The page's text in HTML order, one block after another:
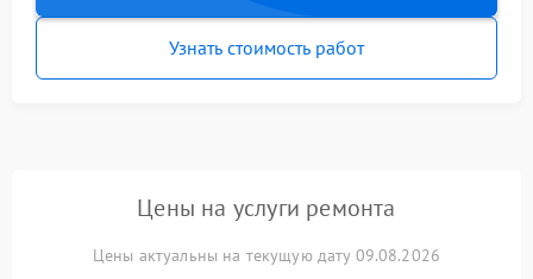
Узнать стоимость работ
Цены на услуги ремонта
Цены актуальны на текущую дату 09.08.2026